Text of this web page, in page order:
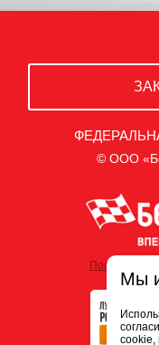
© ООО
Политика
Мы
cookie,